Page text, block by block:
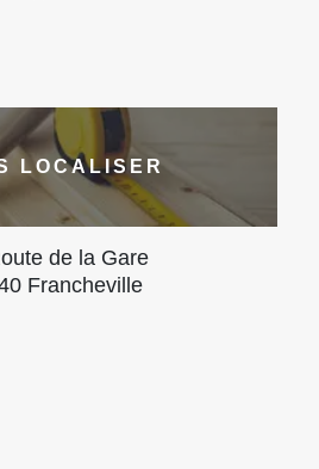
LOCALISER
de la Gare
Francheville